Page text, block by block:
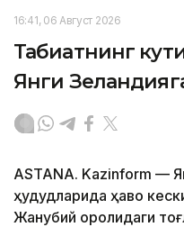
16:41, 06 Август 2026
Табиатнинг
Янги
ASTANA. Kazinform —
ҳудудларида ҳаво
Жанубий оролидаги